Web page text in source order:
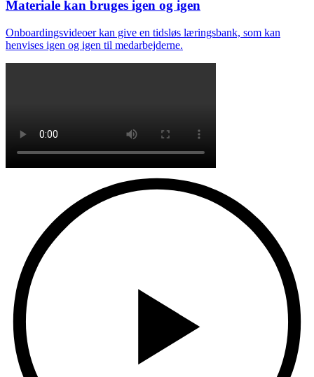
Materiale kan bruges igen og igen
Onboardingsvideoer kan give en tidsløs læringsbank, som kan
henvises igen og igen til medarbejderne.